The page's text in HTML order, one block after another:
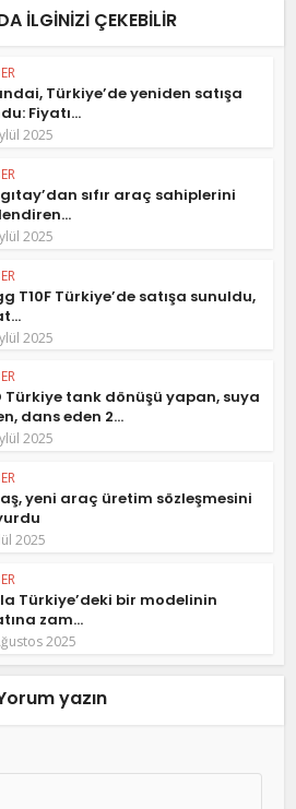
ILGINIZI ÇEKEBILIR
Türkiye’de yeniden satışa
Fiyatı...
2025
sıfır araç sahiplerini
2025
T10F Türkiye’de satışa sunuldu,
2025
Türkiye tank dönüşü yapan, suya
dans eden 2...
2025
yeni araç üretim sözleşmesini
2025
Türkiye’deki bir modelinin
zam...
2025
yazın